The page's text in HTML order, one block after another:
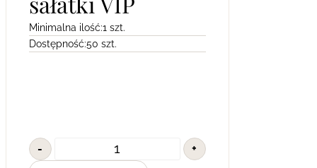
Minimalna ilość:1 szt.
Dostępność:50 szt.
- +